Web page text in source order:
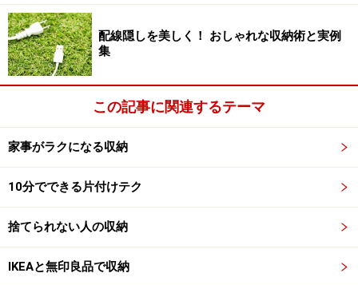
・サイズが合わなくなった
・膝がでてしまった
・生地がへたってきた
・汗じみができてしまった
といったようにわかりやすい状況のこと。
ところが、それでもリストラできない人も多いことでし
ょう。夏物で薄い素材の物ならわかりやすいのですが、
厚手の生地のパンツは未だ着用できる気がして見切るに
は惜しいと思ってしまいがち。
ずばりイマのスタイルなのか？ということです。
配線隠しを美しく！ おしゃれな収納術と実例
集
この記事に関連するテーマ
家事がラクになる収納
10分でできる片付けテク
捨てられない人の収納
IKEAと無印良品で収納